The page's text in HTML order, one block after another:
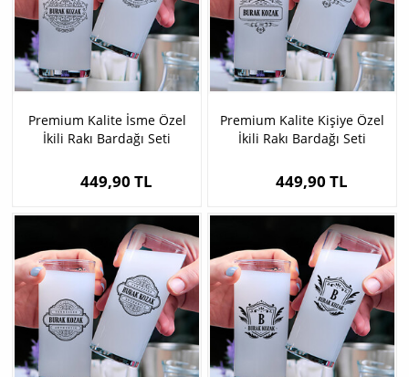
Premium Kalite İsme Özel
İkili Rakı Bardağı Seti
449,90 TL
Premium Kalite Kişiye Özel
İkili Rakı Bardağı Seti
449,90 TL